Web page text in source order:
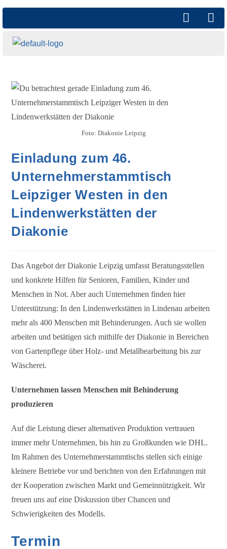
Foto: Diakonie Leipzig
Einladung zum 46.
Unternehmerstammtisch
Leipziger Westen in den
Lindenwerkstätten der
Diakonie
Das Angebot der Diakonie Leipzig umfasst Beratungsstellen
und konkrete Hilfen für Senioren, Familien, Kinder und
Menschen in Not. Aber auch Unternehmen finden hier
Unterstützung: In den Lindenwerkstätten in Lindenau arbeiten
mehr als 400 Menschen mit Behinderungen. Auch sie wollen
arbeiten und betätigen sich mithilfe der Diakonie in Bereichen
von Gartenpflege über Holz- und Metallbearbeitung bis zur
Wäscherei.
Unternehmen lassen Menschen mit Behinderung
produzieren
Auf die Leistung dieser alternativen Produktion vertrauen
immer mehr Unternehmen, bis hin zu Großkunden wie DHL.
Im Rahmen des Unternehmerstammtischs stellen sich einige
kleinere Betriebe vor und berichten von den Erfahrungen mit
der Kooperation zwischen Markt und Gemeinnützigkeit. Wir
freuen uns auf eine Diskussion über Chancen und
Schwierigkeiten des Modells.
Termin